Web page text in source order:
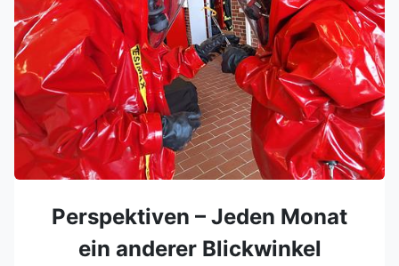
Perspektiven – Jeden Monat
ein anderer Blickwinkel